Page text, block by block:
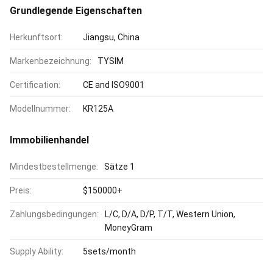
Grundlegende Eigenschaften
Herkunftsort: Jiangsu, China
Markenbezeichnung: TYSIM
Certification: CE and ISO9001
Modellnummer: KR125A
Immobilienhandel
Mindestbestellmenge: Sätze 1
Preis: $150000+
Zahlungsbedingungen:
L/C, D/A, D/P, T/T, Western Union,
MoneyGram
Supply Ability: 5sets/month